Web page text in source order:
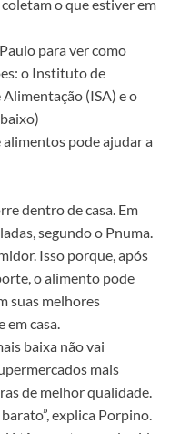
o que estiver em
para ver como
o Instituto de
(ISA) e o
pode ajudar a
dentro de casa. Em
segundo o Pnuma.
Isso porque, após
o alimento pode
suas melhores
casa.
baixa não vai
mais
de melhor qualidade.
explica Porpino.